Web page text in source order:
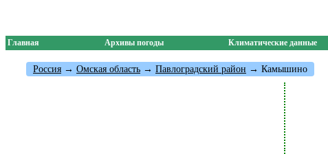
Главная Архивы погоды Климатические данные
Россия → Омская область → Павлоградский район → Камышино